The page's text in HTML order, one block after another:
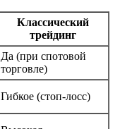
Классический
трейдинг
Да (при спотовой
торговле)
Гибкое (стоп-лосс)